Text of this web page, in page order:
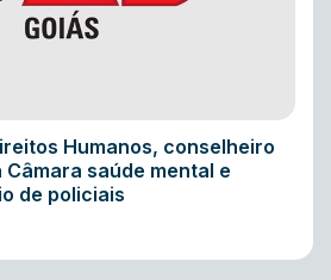
Humanos, conselheiro
saúde mental e
de policiais